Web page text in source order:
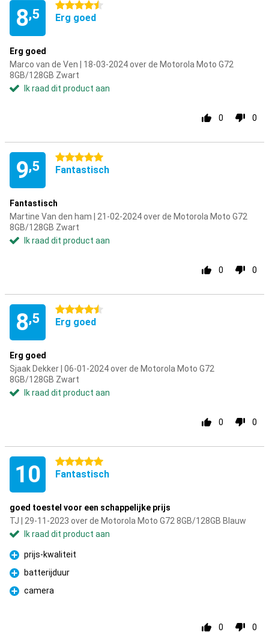
8,5
4.5 sterren
Erg goed
Erg goed
Marco van de Ven | 18-03-2024 over de Motorola Moto G72
8GB/128GB Zwart
Ik raad dit product aan
0 0
9,5
5 sterren
Fantastisch
Fantastisch
Martine Van den ham | 21-02-2024 over de Motorola Moto G72
8GB/128GB Zwart
Ik raad dit product aan
0 0
8,5
4.5 sterren
Erg goed
Erg goed
Sjaak Dekker | 06-01-2024 over de Motorola Moto G72
8GB/128GB Zwart
Ik raad dit product aan
0 0
10 5 sterren
Fantastisch
goed toestel voor een schappelijke prijs
TJ | 29-11-2023 over de Motorola Moto G72 8GB/128GB Blauw
Ik raad dit product aan
Pluspunt
prijs-kwaliteit
Pluspunt
batterijduur
Pluspunt
camera
0 0